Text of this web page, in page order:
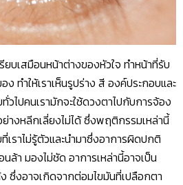
บเสมือนหน้าต่างของหัวใจ ทำหน้าที่รับ
ำให้เราเห็นรูปร่าง สี องค์ประกอบและ
ไปคนเรามักจะใช้ดวงตาไปกับการจ้อง
งหลีกเลี่ยงไม่ได้ ซึ่งพฤติกรรมเหล่านี้
เราไม่รู้ตัวและนำมาซึ่งอาการผิดปกติ
ล้า มองไม่ชัด อาการเหล่านี้อาจเป็น
อาจเกิดจากต่อมไขมันที่เปลือกตา